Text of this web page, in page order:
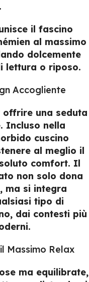
il fascino
al massimo
dolcemente
lettura o riposo.
Accogliente
una seduta
Incluso nella
cuscino
al meglio il
comfort. Il
non solo dona
ma si integra
tipo di
dai contesti più
Massimo Relax
ma equilibrate,